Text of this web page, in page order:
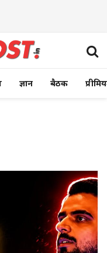
ज्ञान बैठक